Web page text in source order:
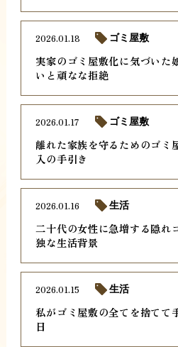
実家のゴミ屋敷化に気づいた
いと頑なな拒絶
2026.01.18 ゴミ屋敷
離れた家族を守るためのゴミ
入の手引き
2026.01.17 ゴミ屋敷
二十代の女性に急増する隠れ
独な生活背景
2026.01.16 生活
私がゴミ屋敷の全てを捨てて
日
2026.01.15 生活